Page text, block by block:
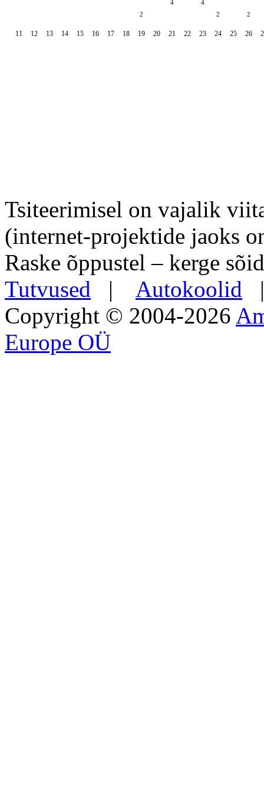
11 12 13 14 15 16 17 18
2
19 20
4
21 22
4
23
2
24 25
2
26
Tsiteerimisel on vajalik
(internet-projektide jaoks
Raske õppustel – kerge
Tutvused | Autokoolid
Copyright © 2004-2026
Europe OÜ